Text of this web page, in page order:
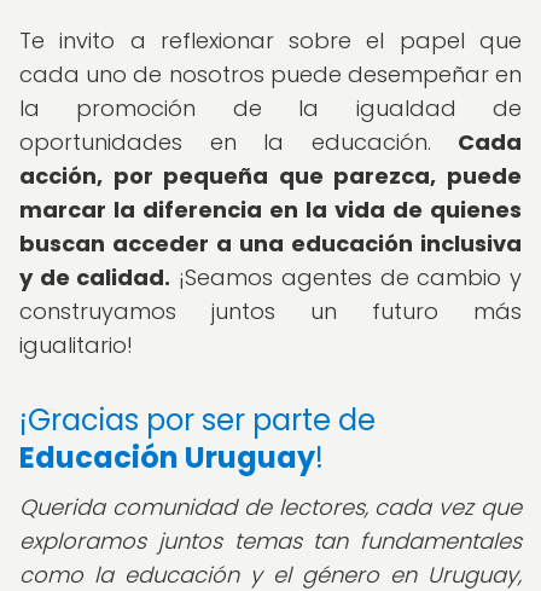
Te invito a reflexionar sobre el papel que
cada uno de nosotros puede desempeñar en
la promoción de la igualdad de
oportunidades en la educación. Cada
acción, por pequeña que parezca, puede
marcar la diferencia en la vida de quienes
buscan acceder a una educación inclusiva
y de calidad. ¡Seamos agentes de cambio y
construyamos juntos un futuro más
igualitario!
¡Gracias por ser parte de
Educación Uruguay!
Querida comunidad de lectores,cada vez que
exploramos juntos temas tan fundamentales
como la educación y el género en Uruguay,